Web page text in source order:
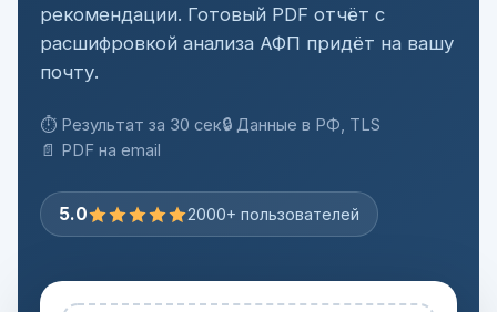
рекомендации. Готовый PDF отчёт с
расшифровкой анализа АФП придёт на вашу
почту.
⏱ Результат за 30 сек🔒 Данные в РФ, TLS
📄 PDF на email
5.0 2000+ пользователей